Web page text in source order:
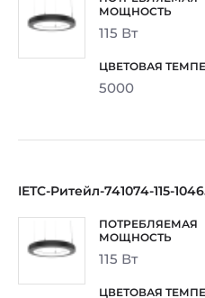
115 Вт
5000
IETC-Ритейл-741074-115-
115 Вт